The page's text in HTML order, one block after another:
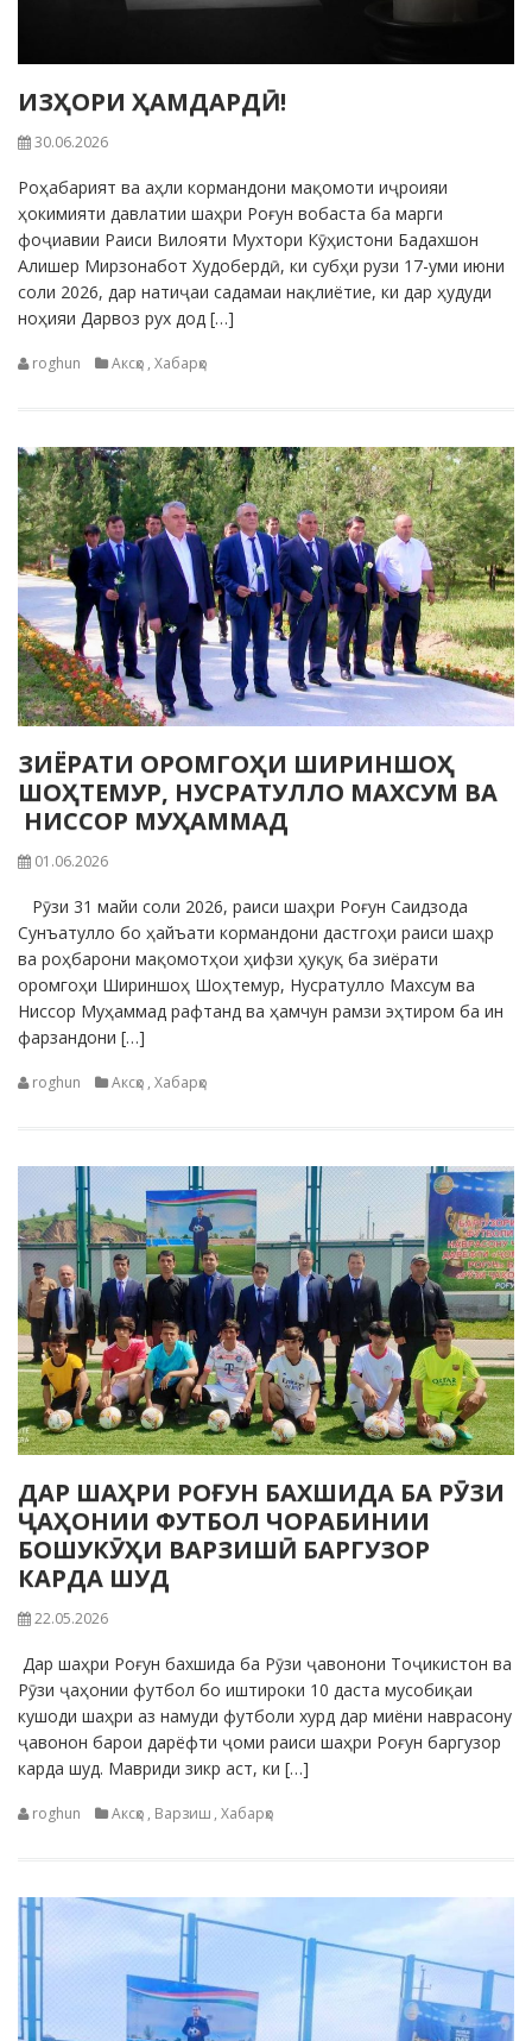
ИЗҲОРИ ҲАМДАРДӢ!
30.06.2026
Роҳабарият ва аҳли кормандони мақомоти иҷроияи
ҳокимияти давлатии шаҳри Роғун вобаста ба марги
фоҷиавии Раиси Вилояти Мухтори Кӯҳистони Бадахшон
Алишер Мирзонабот Худобердӣ, ки субҳи рузи 17-уми июни
соли 2026, дар натиҷаи садамаи нақлиётие, ки дар ҳудуди
ноҳияи Дарвоз рух дод […]
roghun Аксҳо , Хабарҳо
ЗИЁРАТИ ОРОМГОҲИ ШИРИНШОҲ
ШОҲТЕМУР, НУСРАТУЛЛО МАХСУМ ВА
НИССОР МУҲАММАД
01.06.2026
Рӯзи 31 майи соли 2026, раиси шаҳри Роғун Саидзода
Сунъатулло бо ҳайъати кормандони дастгоҳи раиси шаҳр
ва роҳбарони мақомотҳои ҳифзи ҳуқуқ ба зиёрати
оромгоҳи Шириншоҳ Шоҳтемур, Нусратулло Махсум ва
Ниссор Муҳаммад рафтанд ва ҳамчун рамзи эҳтиром ба ин
фарзандони […]
roghun Аксҳо , Хабарҳо
ДАР ШАҲРИ РОҒУН БАХШИДА БА РӮЗИ
ҶАҲОНИИ ФУТБОЛ ЧОРАБИНИИ
БОШУКӮҲИ ВАРЗИШӢ БАРГУЗОР
КАРДА ШУД
22.05.2026
Дар шаҳри Роғун бахшида ба Рӯзи ҷавонони Тоҷикистон ва
Рӯзи ҷаҳонии футбол бо иштироки 10 даста мусобиқаи
кушоди шаҳри аз намуди футболи хурд дар миёни наврасону
ҷавонон барои дарёфти ҷоми раиси шаҳри Роғун баргузор
карда шуд. Мавриди зикр аст, ки […]
roghun Аксҳо , Варзиш , Хабарҳо